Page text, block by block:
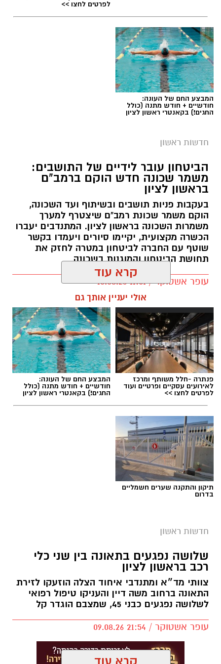
לפרטים לחצו >>
המבצע החם של העונה:
חודשיים + חודש מתנה (כולל
החגים!) בקאנטרי ראשון לציון
חדשות ראשון
הביטחון עובר לידיים של התושבים:
משמר שכונה חדש הוקם ברמב"ם
בראשון לציון
בעקבות פניות תושבים ובשיתוף ועד השכונה,
הוקם משמר שכונת רמב"ם שיצטרף למערך
משמרות השכונה בראשון לציון. המתנדבים יעברו
הכשרה מקצועית, יקיימו סיורים ויעמדו בקשר
שוטף עם החברה לביטחון במטרה לחזק את
תחושת הביטחון והמוגנות בשכונה
עופר אשטוקר / 11:01 10.08.26
תגים:משמר שכונת רמב"ם ראשון לציון
צילום: החברה לביטחון וסדר ציבורי ראשון לציון
מערך הביטחון הקהילתי בראשון לציון מתרחב:
החברה לביטחון וסדר ציבורי הודיעה על הקמתו
הרשמית של משמר שכונת רמב"ם, שיצטרף למערך
משמרות השכונה הפועלים ברחבי העיר ומונה כיום
עשרות מתנדבות ומתנדבים.
המשמר החדש הוקם בעקבות פניות של תושבי
השכונה ובשיתוף פעולה עם ועד השכונה. את
היוזמה מובילים תושבי השכונה דורון קורן ובלהה
קרא עוד
אולי יעניין אותך גם
פנתרה -חלל משותף ומרכז
לאירועים עסקיים ופרטיים ועוד
לפרטים לחצו >>
המבצע החם של העונה:
חודשיים + חודש מתנה (כולל
החגים!) בקאנטרי ראשון לציון
תיקון והתקנה שערים חשמליים
בדרום
חדשות ראשון
שלושה נפגעים בתאונה בין שני כלי
רכב בראשון לציון
צוותי מד״א ומתנדבי איחוד הצלה הוזעקו לזירת
התאונה ברחוב משה דיין והעניקו טיפול רפואי
לשלושה נפגעים כבני 45, שמצבם הוגדר קל
עופר אשטוקר / 21:54 09.08.26
קרא עוד